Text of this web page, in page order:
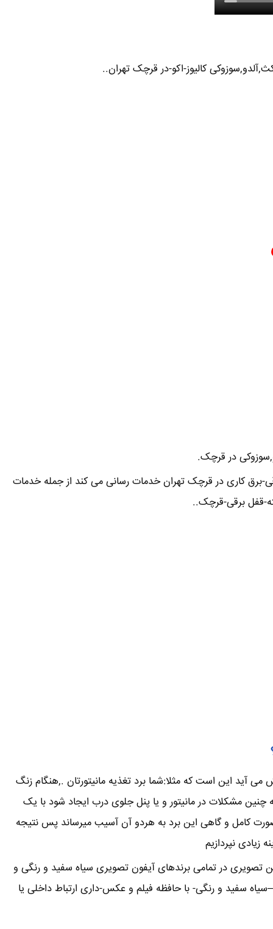
کالیوز-اکو-در قرچک تهران..
در قرچک.
برق کاری در قرچک تهران خدمات رسانی می کند از جمله خدمات
قفل برقی-قرچک..
آید این است که مثلا:شما برد تغذیه مانیتورتان .,هنگام زنگ
مشکلات در مانیتور و یا پنل جلوی درب ایجاد شود با یک
کامل و گاهی این برد به هردو آن آسیب میرساند پس نتیجه
نپردازیم
تصویری در تمامی برندهای آیفون تصویری سیاه سفید و رنگی و
سفید و رنگی- با حافظه فیلم و عکس-داری ارتباط داخلی یا